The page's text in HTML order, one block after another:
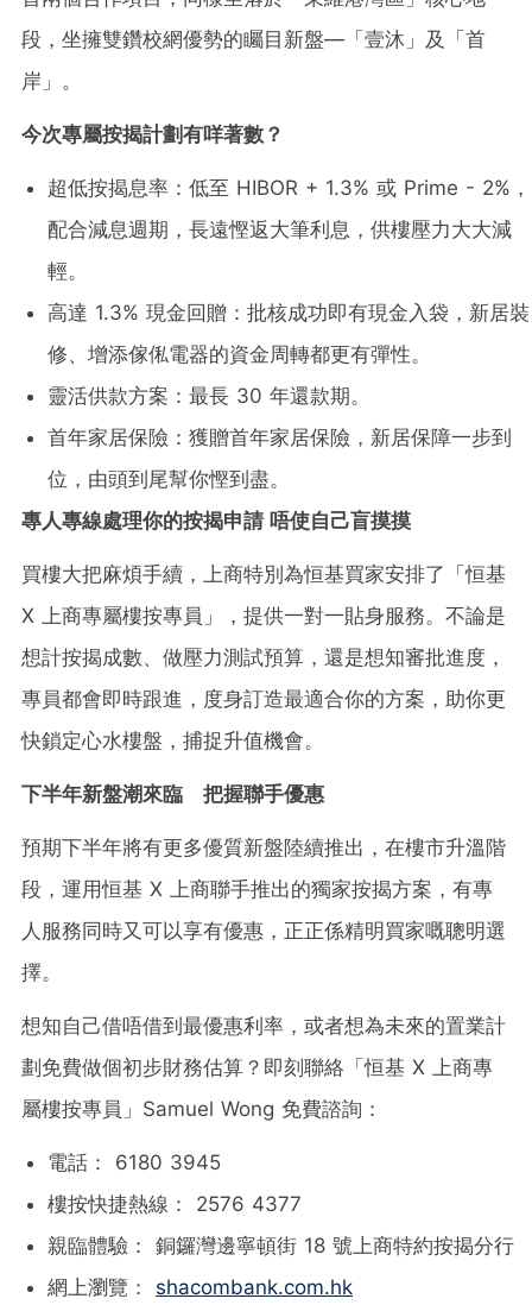
段，坐擁雙鑽校網優勢的矚目新盤—「壹沐」及「首
岸」。
今次專屬按揭計劃有咩著數？
超低按揭息率：低至 HIBOR + 1.3% 或 Prime - 2%，
配合減息週期，長遠慳返大筆利息，供樓壓力大大減
輕。
高達 1.3% 現金回贈：批核成功即有現金入袋，新居裝
修、增添傢俬電器的資金周轉都更有彈性。
靈活供款方案：最長 30 年還款期。
首年家居保險：獲贈首年家居保險，新居保障一步到
位，由頭到尾幫你慳到盡。
專人專線處理你的按揭申請 唔使自己盲摸摸
買樓大把麻煩手續，上商特別為恒基買家安排了「恒基
X 上商專屬樓按專員」，提供一對一貼身服務。不論是
想計按揭成數、做壓力測試預算，還是想知審批進度，
專員都會即時跟進，度身訂造最適合你的方案，助你更
快鎖定心水樓盤，捕捉升值機會。
下半年新盤潮來臨 把握聯手優惠
預期下半年將有更多優質新盤陸續推出， 在樓市升溫階
段，運用恒基 X 上商聯手推出的獨家按揭方案，有專
人服務同時又可以享有優惠，正正係精明買家嘅聰明選
擇。
想知自己借唔借到最優惠利率，或者想為未來的置業計
劃免費做個初步財務估算？即刻聯絡「恒基 X 上商專
屬樓按專員」Samuel Wong 免費諮詢：
電話： 6180 3945
樓按快捷熱線： 2576 4377
親臨體驗： 銅鑼灣邊寧頓街 18 號上商特約按揭分行
網上瀏覽： shacombank.com.hk